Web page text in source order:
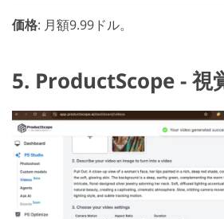
価格: 月額9.99ドル。
5. ProductScope - 視